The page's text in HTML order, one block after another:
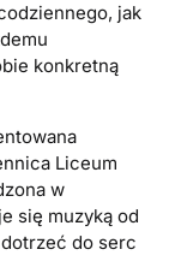
jak
konkretną
Liceum
w
się muzyką od
do serc